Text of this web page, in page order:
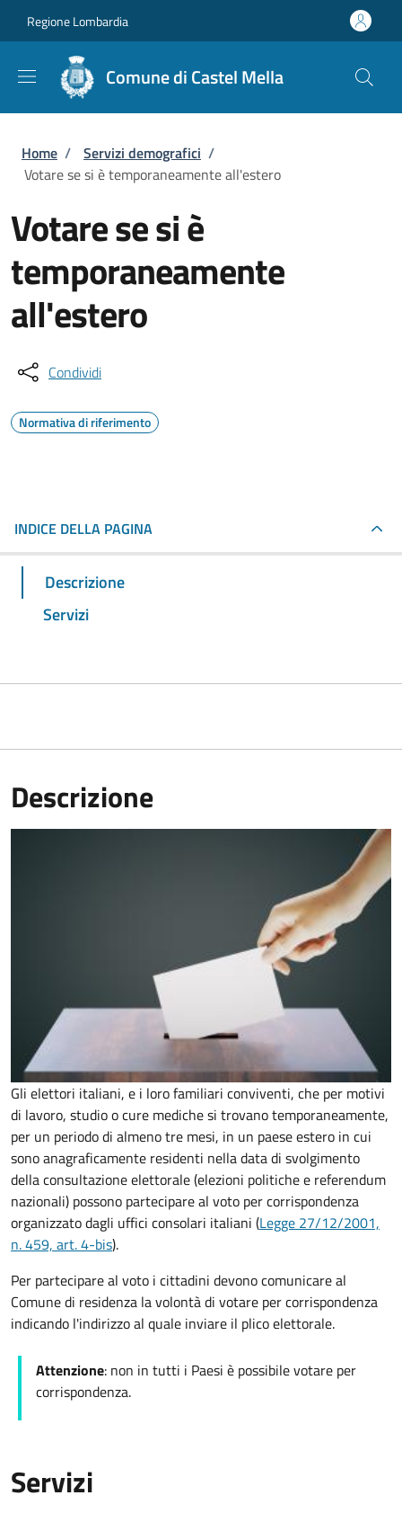
Regione Lombardia
Comune di Castel Mella
Briciole di pane
Home / Servizi demografici /
Votare se si è temporaneamente all'estero
Votare se si è
temporaneamente
all'estero
Condividi
Normativa di riferimento
INDICE DELLA PAGINA
Descrizione
Servizi
Descrizione
Gli elettori italiani, e i loro familiari conviventi, che per motivi
di lavoro, studio o cure mediche si trovano temporaneamente,
per un periodo di almeno tre mesi, in un paese estero in cui
sono anagraficamente residenti nella data di svolgimento
della consultazione elettorale (elezioni politiche e referendum
nazionali) possono partecipare al voto per corrispondenza
organizzato dagli uffici consolari italiani (Legge 27/12/2001,
n. 459, art. 4-bis).
Per partecipare al voto i cittadini devono comunicare al
Comune di residenza la volontà di votare per corrispondenza
indicando l'indirizzo al quale inviare il plico elettorale.
Attenzione: non in tutti i Paesi è possibile votare per
corrispondenza.
Servizi